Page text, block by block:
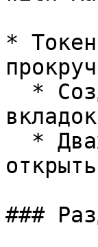
*
###